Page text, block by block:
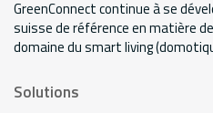
GreenConnect continue à se
suisse de référence en matière
domaine du smart living
Solutions